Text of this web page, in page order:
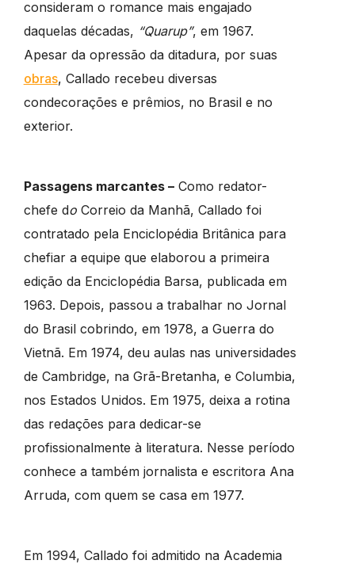
consideram o romance mais engajado
daquelas décadas, “Quarup”, em 1967.
Apesar da opressão da ditadura, por suas
obras, Callado recebeu diversas
condecorações e prêmios, no Brasil e no
exterior.
Passagens marcantes –Como redator-
chefe do Correio da Manhã, Callado foi
contratado pela Enciclopédia Britânica para
chefiar a equipe que elaborou a primeira
edição da Enciclopédia Barsa, publicada em
1963. Depois, passou a trabalhar no Jornal
do Brasil cobrindo, em 1978, a Guerra do
Vietnã. Em 1974, deu aulas nas universidades
de Cambridge, na Grã-Bretanha, e Columbia,
nos Estados Unidos. Em 1975, deixa a rotina
das redações para dedicar-se
profissionalmente à literatura. Nesse período
conhece a também jornalista e escritora Ana
Arruda, com quem se casa em 1977.
Em 1994, Callado foi admitido na Academia